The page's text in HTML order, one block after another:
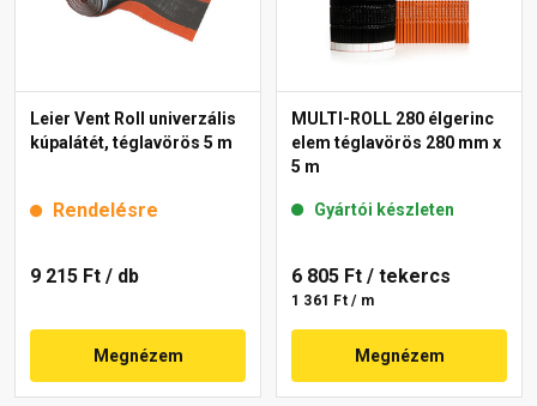
Leier Vent Roll univerzális
kúpalátét, téglavörös 5 m
Rendelésre
9 215 Ft / db
Megnézem
MULTI-ROLL 280 élgerinc
elem téglavörös 280 mm x
5 m
Gyártói készleten
6 805 Ft / tekercs
1 361 Ft / m
Megnézem